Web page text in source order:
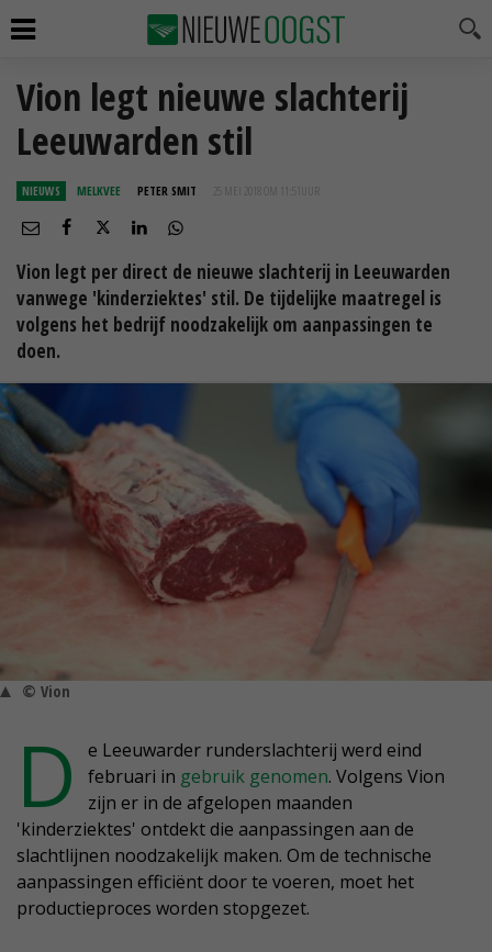
Vion legt nieuwe slachterij
Leeuwarden stil
NIEUWS MELKVEE PETER SMIT 25 MEI 2018 OM 11:51
Vion legt per direct de nieuwe slachterij in Leeuwarden
vanwege 'kinderziektes' stil. De tijdelijke maatregel is
volgens het bedrijf noodzakelijk om aanpassingen te
doen.
© Vion
D
e Leeuwarder runderslachterij werd eind
februari in gebruik genomen. Volgens Vion
zijn er in de afgelopen maanden
'kinderziektes' ontdekt die aanpassingen aan de
slachtlijnen noodzakelijk maken. Om de technische
aanpassingen efficiënt door te voeren, moet het
productieproces worden stopgezet.